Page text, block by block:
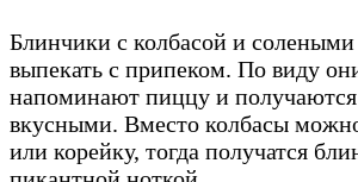
Блинчики с колбасой и
выпекать с припеком. По виду
напоминают пиццу и
вкусными. Вместо колбасы
или корейку, тогда получатся